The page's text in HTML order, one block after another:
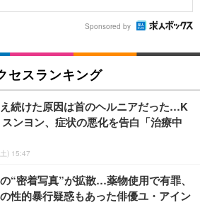
Sponsored by
セスランキング
続けた原因は首のヘルニアだった…K
ンヨン、症状の悪化を告白「治療中
) 15:47
“密着写真”が拡散…薬物使用で有罪、
性的暴行疑惑もあった俳優ユ・アイン